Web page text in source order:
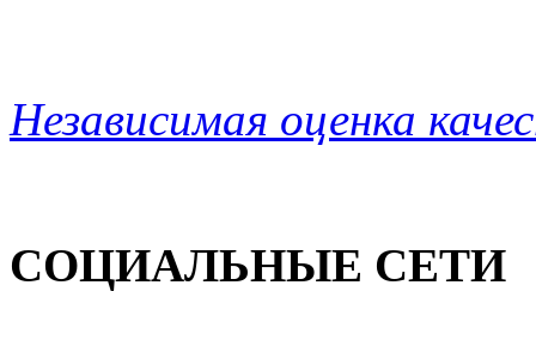
Независимая оценка
СОЦИАЛЬНЫЕ СЕТИ